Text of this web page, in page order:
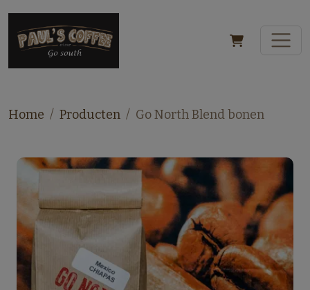
Home Producten Go North Blend bonen